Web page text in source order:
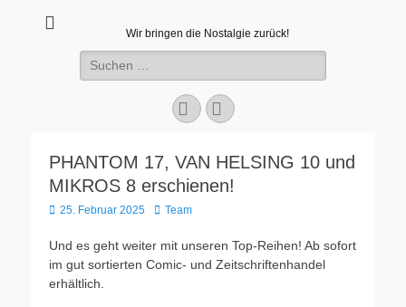
Wir bringen die Nostalgie zurück!
Suchen
nach:
Facebook
E-
Mail
PHANTOM 17, VAN HELSING 10 und
MIKROS 8 erschienen!
Veröffentlicht
25. Februar 2025 Autor
Team
Und es geht weiter mit unseren Top-Reihen! Ab sofort
im gut sortierten Comic- und Zeitschriftenhandel
erhältlich.